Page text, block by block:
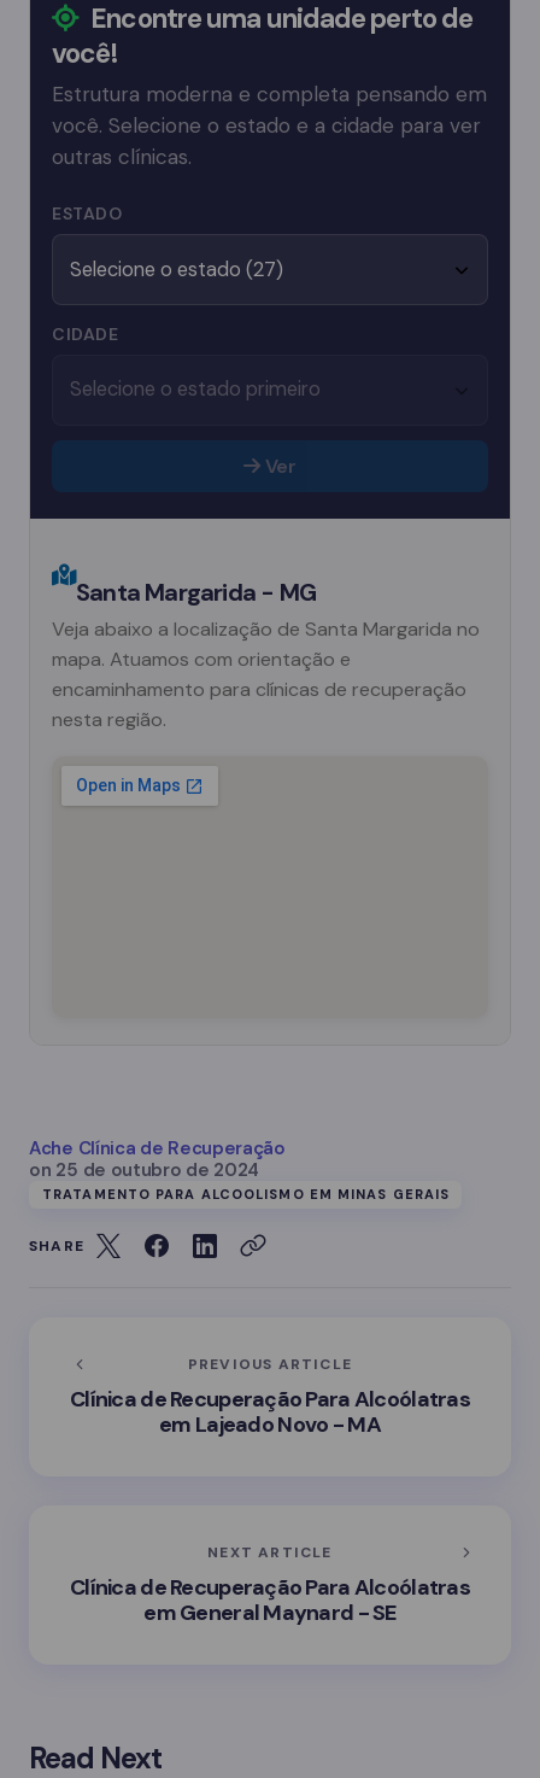
Encontre uma unidade perto de
você!
Estrutura moderna e completa pensando em
você. Selecione o estado e a cidade para ver
outras clínicas.
ESTADO
CIDADE
Ver
Santa Margarida - MG
Veja abaixo a localização de Santa Margarida no
mapa. Atuamos com orientação e
encaminhamento para clínicas de recuperação
nesta região.
Ache Clínica de Recuperação
on 25 de outubro de 2024
TRATAMENTO PARA ALCOOLISMO EM MINAS GERAIS
SHARE
PREVIOUS ARTICLE
Clínica de Recuperação Para Alcoólatras
em Lajeado Novo - MA
NEXT ARTICLE
Clínica de Recuperação Para Alcoólatras
em General Maynard - SE
Read Next